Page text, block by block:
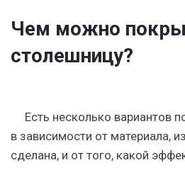
Чем можно
столешницу?
Есть несколько вариантов
в зависимости от материала,
сделана, и от того, какой